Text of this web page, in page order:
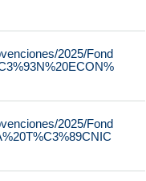
2025/Fond
2025/Fond